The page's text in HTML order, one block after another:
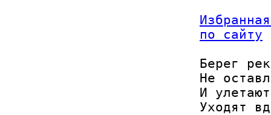
по сайту
Берег
Не
И
Уходят